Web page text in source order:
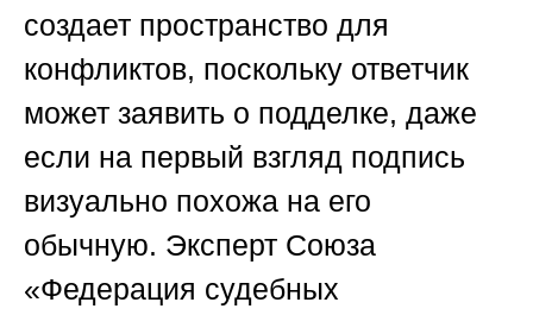
создает пространство для
конфликтов, поскольку ответчик
может заявить о подделке, даже
если на первый взгляд подпись
визуально похожа на его
обычную. Эксперт Союза
«Федерация судебных